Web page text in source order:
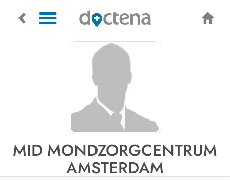
MID MONDZORGCENTRUM
AMSTERDAM